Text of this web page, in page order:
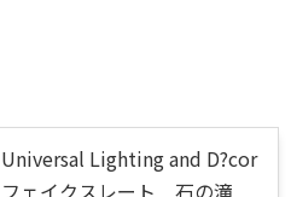
Universal Lighting and D?cor
フェイクスレート 石の滝